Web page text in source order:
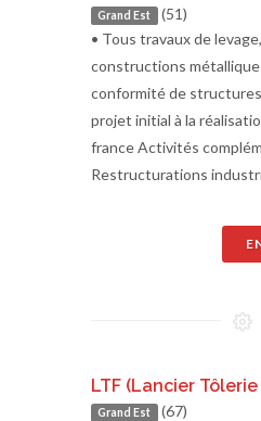
Grand Est (51)
• Tous travaux de
constructions
conformité de
projet initial à la
france Activités
Restructurations
LTF (Lancier Tôlerie
Grand Est (67)